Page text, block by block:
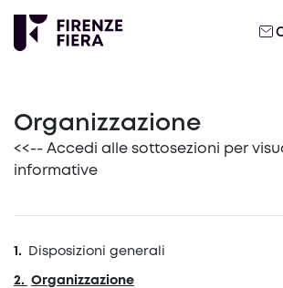
Disposizioni generali
Organizzazione
Organizzazione
<<-- Accedi alle sottosezioni per
informative